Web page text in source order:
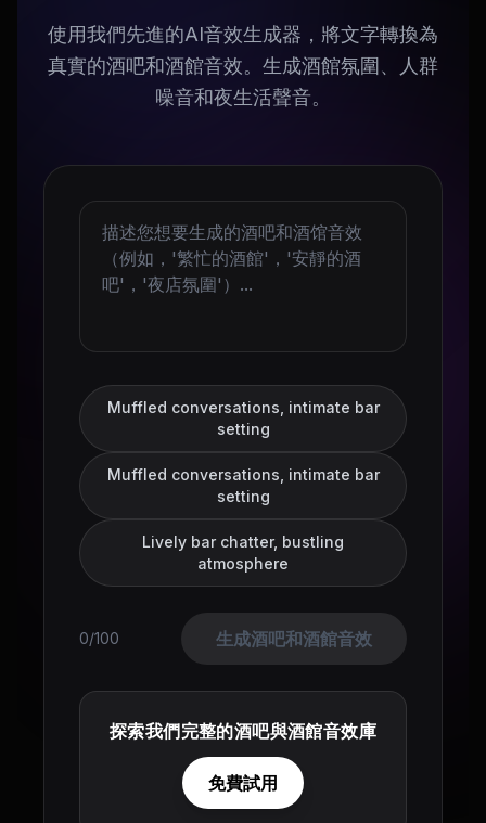
使用我們先進的AI音效生成器，將文字轉換為
真實的酒吧和酒館音效。生成酒館氛圍、人群
噪音和夜生活聲音。
Muffled conversations, intimate bar
setting
Muffled conversations, intimate bar
setting
Lively bar chatter, bustling
atmosphere
0/100 生成酒吧和酒館音效
探索我們完整的酒吧與酒館音效庫
免費試用